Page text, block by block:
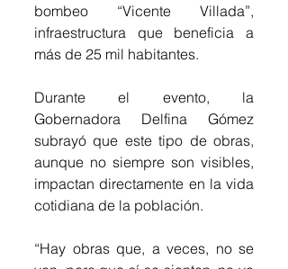
bombeo “Vicente Villada”,
infraestructura que beneficia a
más de 25 mil habitantes.
Durante el evento, la
Gobernadora Delfina Gómez
subrayó que este tipo de obras,
aunque no siempre son visibles,
impactan directamente en la vida
cotidiana de la población.
“Hay obras que, a veces, no se